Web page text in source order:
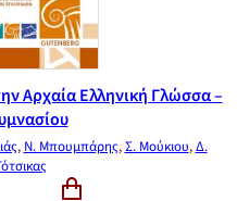
Αρχαία Ελληνική Γλώσσα –
, Ν. Μπουμπάρης,Σ. Μούκιου,Δ.